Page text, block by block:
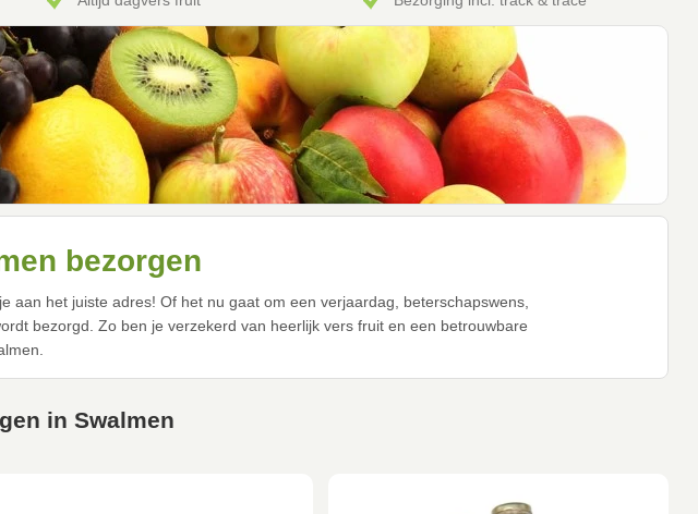
bezorgen
aan het juiste adres! Of het nu gaat om een verjaardag, beterschapswens,
bezorgd. Zo ben je verzekerd van heerlijk vers fruit en een betrouwbare
in Swalmen